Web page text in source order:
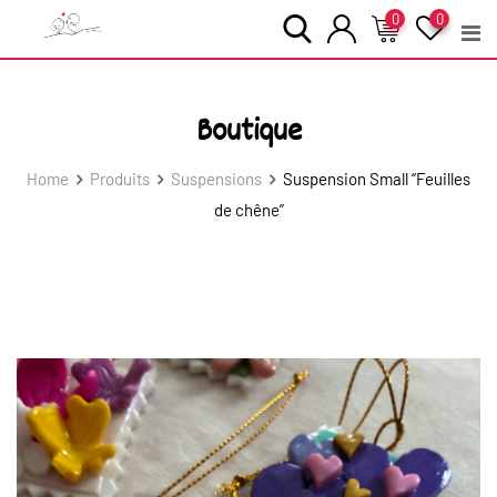
0
0
Boutique
Home Produits Suspensions
Suspension Small “Feuilles
de chêne”